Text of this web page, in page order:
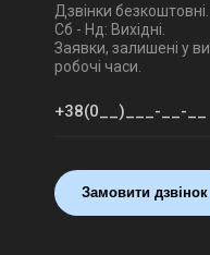
Дзвінки
Сб - Нд: Вихідні.
Заявки, залишені у
робочі часи.
Замовити дзвінок